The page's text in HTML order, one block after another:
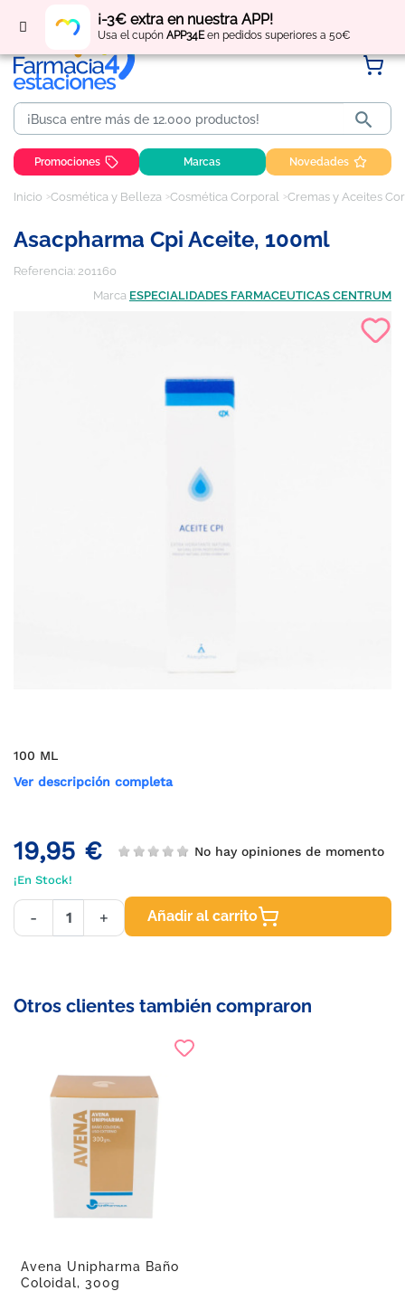
¡-3€ extra en nuestra APP!
Usa el cupón APP34Een pedidos superiores a 50€
Regístratey obtén puntos por tus compras

Promociones Marcas Novedades
Inicio Cosmética y Belleza Cosmética Corporal Cremas y Aceites
Asacpharma Cpi Aceite, 100ml
Referencia: 201160
Marca ESPECIALIDADES FARMACEUTICAS CENTRUM
100 ML
Ver descripción completa
19,95 € No hay opiniones de momento
¡En Stock!
- + Añadir al carrito
Otros clientes también compraron
Avena Unipharma Baño
Coloidal, 300g